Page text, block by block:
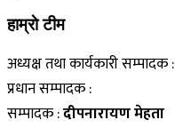
हाम्राे टीम
अध्यक्ष तथा कार्यकारी सम्पादक :
प्रधान सम्पादक :
सम्पादक :दीपनारायण मेहता